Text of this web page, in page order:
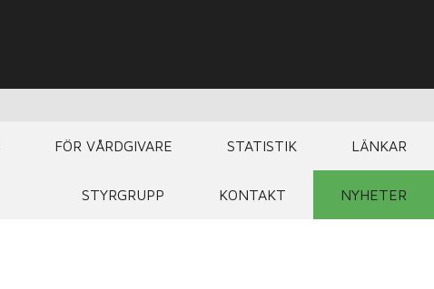
FÖR VÅRDGIVARE STATISTIK LÄNKAR
STYRGRUPP KONTAKT NYHETER